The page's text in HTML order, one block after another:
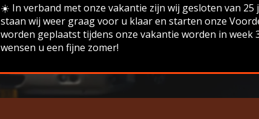
☀️ In verband met onze vakantie zijn wij gesloten van
staan wij weer graag voor u klaar en starten onze
worden geplaatst tijdens onze vakantie worden in
wensen u een fijne zomer!